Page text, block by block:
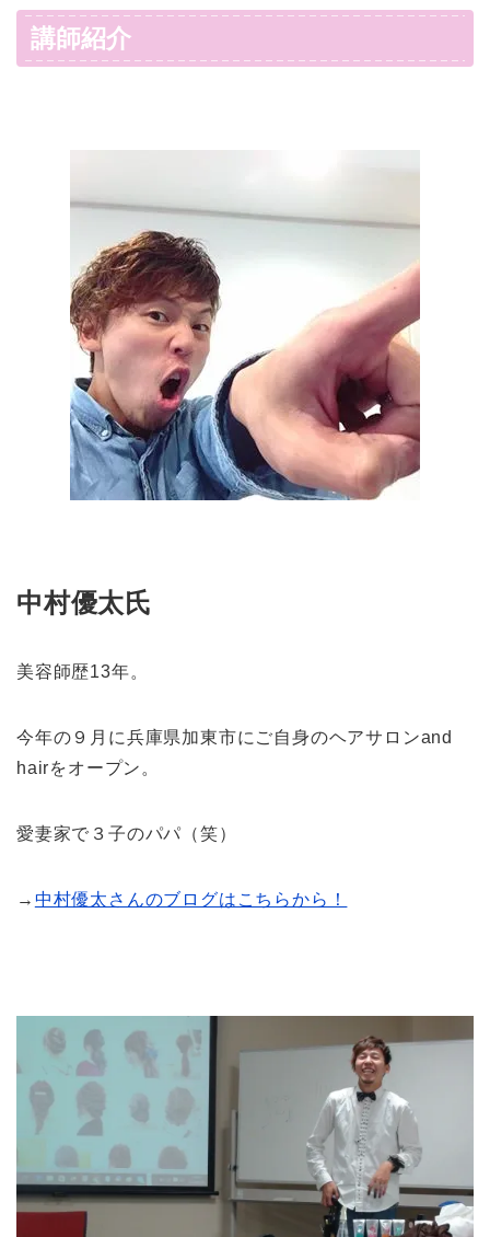
講師紹介
中村優太氏
美容師歴13年。
今年の９月に兵庫県加東市にご自身のヘアサロンand
hairをオープン。
愛妻家で３子のパパ（笑）
→ 中村優太さんのブログはこちらから！